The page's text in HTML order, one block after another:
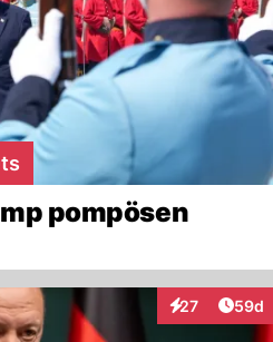
pompösen
27
Interaktionen
59d